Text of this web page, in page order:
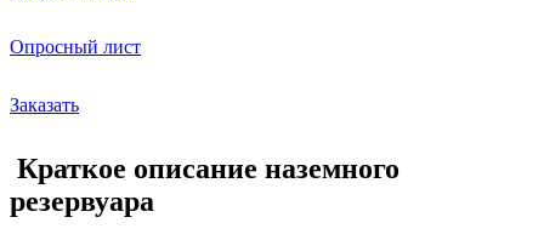
Опросный лист
Заказать
Краткое описание наземного
резервуара